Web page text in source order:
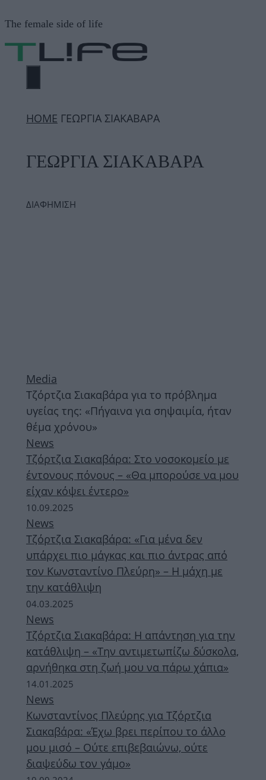
σε
περιεχόμενο
The female side of life
ΜΕΝΟΎ
ΗΟΜΕ ΓΕΩΡΓΙΑ ΣΙΑΚΑΒΑΡΑ
ΓΕΩΡΓΙΑ ΣΙΑΚΑΒΑΡΑ
ΔΙΑΦΗΜΙΣΗ
Media
Τζόρτζια Σιακαβάρα για το πρόβλημα
υγείας της: «Πήγαινα για σηψαιμία, ήταν
θέμα χρόνου»
News
Τζόρτζια Σιακαβάρα: Στο νοσοκομείο με
έντονους πόνους – «Θα μπορούσε να μου
είχαν κόψει έντερο»
10.09.2025
News
Τζόρτζια Σιακαβάρα: «Για μένα δεν
υπάρχει πιο μάγκας και πιο άντρας από
τον Κωνσταντίνο Πλεύρη» – Η μάχη με
την κατάθλιψη
04.03.2025
News
Τζόρτζια Σιακαβάρα: Η απάντηση για την
κατάθλιψη – «Την αντιμετωπίζω δύσκολα,
αρνήθηκα στη ζωή μου να πάρω χάπια»
14.01.2025
News
Κωνσταντίνος Πλεύρης για Τζόρτζια
Σιακαβάρα: «Έχω βρει περίπου το άλλο
μου μισό – Ούτε επιβεβαιώνω, ούτε
διαψεύδω τον γάμο»